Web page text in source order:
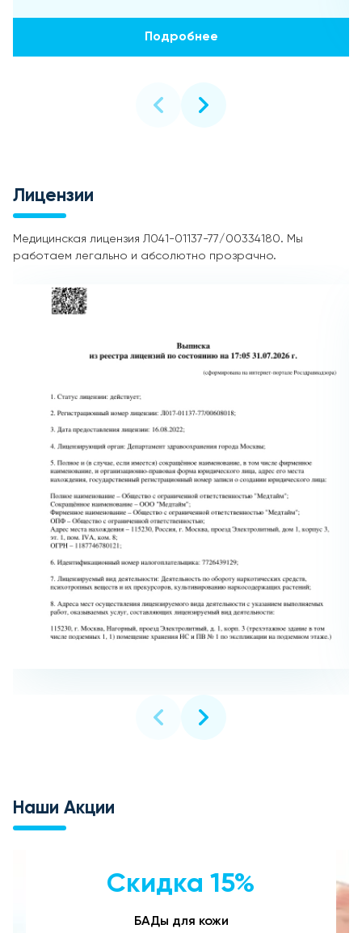
Подробнее
Лицензии
Медицинская лицензия Л041-01137-77/00334180. Мы
работаем легально и абсолютно прозрачно.
Наши Акции
Скидка 15%
БАДы для кожи